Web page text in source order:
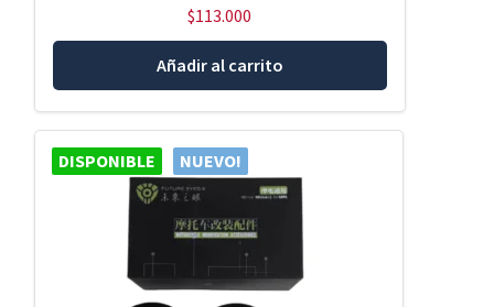
$113.000
Añadir al carrito
DISPONIBLE NUEVO!